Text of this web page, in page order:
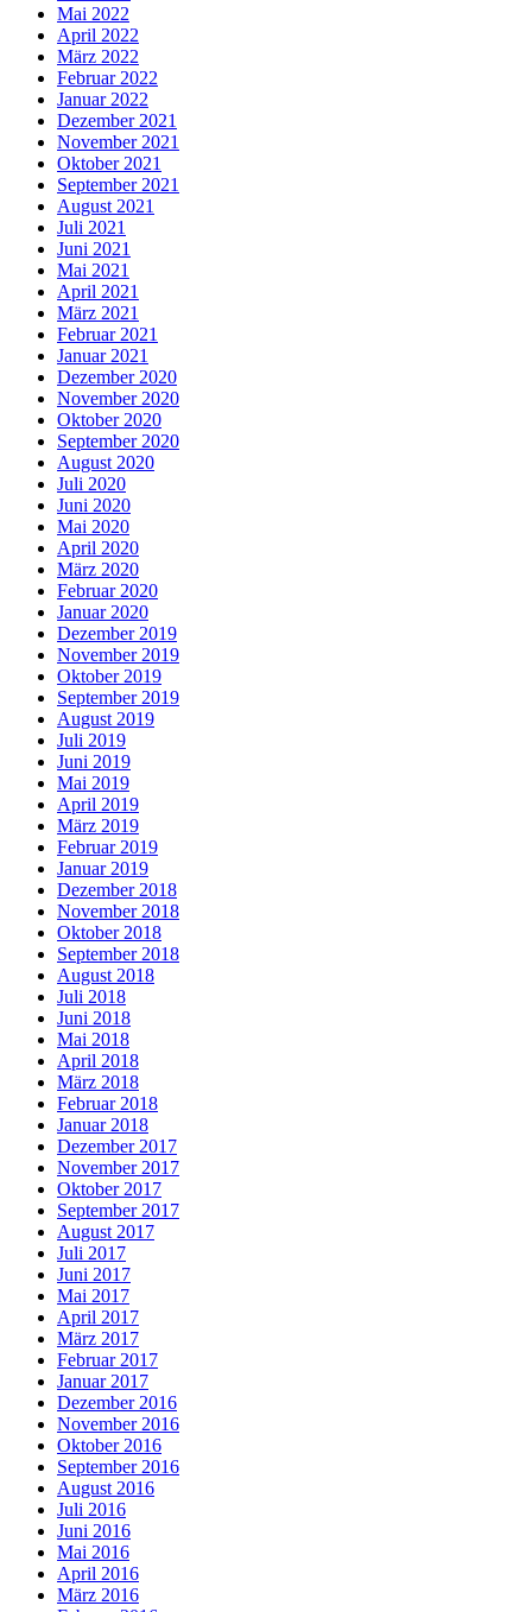
Mai 2022
April 2022
März 2022
Februar 2022
Januar 2022
Dezember 2021
November 2021
Oktober 2021
September 2021
August 2021
Juli 2021
Juni 2021
Mai 2021
April 2021
März 2021
Februar 2021
Januar 2021
Dezember 2020
November 2020
Oktober 2020
September 2020
August 2020
Juli 2020
Juni 2020
Mai 2020
April 2020
März 2020
Februar 2020
Januar 2020
Dezember 2019
November 2019
Oktober 2019
September 2019
August 2019
Juli 2019
Juni 2019
Mai 2019
April 2019
März 2019
Februar 2019
Januar 2019
Dezember 2018
November 2018
Oktober 2018
September 2018
August 2018
Juli 2018
Juni 2018
Mai 2018
April 2018
März 2018
Februar 2018
Januar 2018
Dezember 2017
November 2017
Oktober 2017
September 2017
August 2017
Juli 2017
Juni 2017
Mai 2017
April 2017
März 2017
Februar 2017
Januar 2017
Dezember 2016
November 2016
Oktober 2016
September 2016
August 2016
Juli 2016
Juni 2016
Mai 2016
April 2016
März 2016